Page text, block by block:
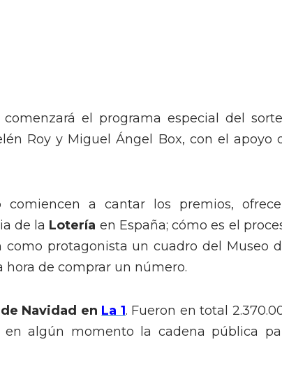
el programa especial del
Roy y Miguel Ángel Box, con el apoyo
a cantar los premios,
de la Lotería en España; cómo es el
protagonista un cuadro del Museo
hora de comprar un número.
Navidad en La 1. Fueron en total
algún momento la cadena pública